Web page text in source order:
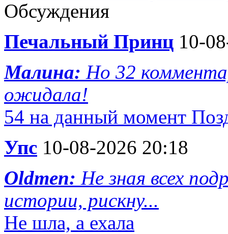
Обсуждения
Печальный Принц 10-
Малина: Но 32
ожидала!
54 на данный момент
Упс 10-08-2026 20:18
Oldmen: Не зная всех
истории, рискну...
Не шла, а ехала